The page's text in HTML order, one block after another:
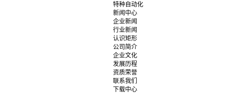
特种自动化
新闻中心
企业新闻
行业新闻
认识矩形
公司简介
企业文化
发展历程
资质荣誉
联系我们
下载中心